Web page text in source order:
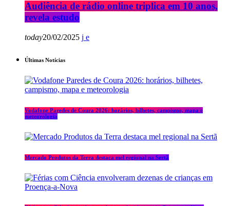
Audiência de rádio online triplica em 10 anos,
revela estudo
today20/02/2025
Últimas Notícias
Vodafone Paredes de Coura 2026: horários, bilhetes, campismo, mapa e
meteorologia
Mercado Produtos da Terra destaca mel regional na Sertã